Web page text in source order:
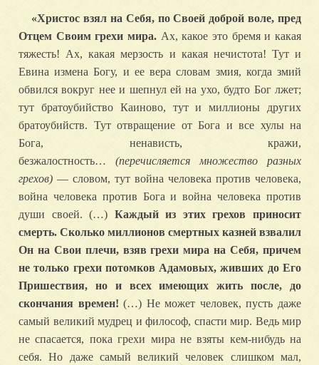
«Христос взял на Себя, по Своей доброй воле, пред
Отцем Своим грехи мира. Ах, какое это бремя и какая
тяжесть! Ах, какая мерзость и какая нечистота! Тут и
Евина измена Богу, и ее вера словам змия, когда змий
обвился вокруг нее и шепнул ей на ухо, будто Бог лжет;
тут братоубийство Каиново, тут и миллионы других
братоубийств. Тут отвращение от Бога и все хулы на
Бога, ненависть, кражи,
безжалостность… (перечисляется множество разных
грехов) — словом, тут война человека против человека,
война человека против Бога и война человека против
души своей. (…) Каждый из этих грехов приносит
смерть. Сколько миллионов смертных казней взвалил
Он на Свои плечи, взяв грехи мира на Себя, причем
не только грехи потомков Адамовых, живших до Его
Пришествия, но и всех имеющих жить после, до
скончания времен! (…) Не может человек, пусть даже
самый великий мудрец и философ, спасти мир. Ведь мир
не спасается, пока грехи мира не взяты кем-нибудь на
себя. Но даже самый великий человек слишком мал,